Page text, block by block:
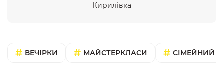
Кирилівка
ВЕЧІРКИ МАЙСТЕРКЛАСИ СІМЕЙНИЙ